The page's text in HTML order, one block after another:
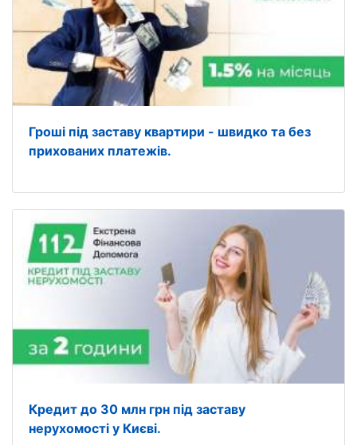
Гроші під заставу квартири - швидко та без
прихованих платежів.
Кредит до 30 млн грн під заставу
нерухомості у Києві.